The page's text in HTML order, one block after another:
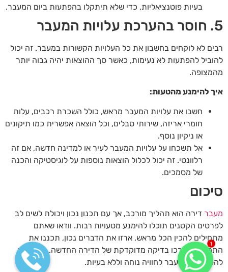
בעיות פוטנציאליות, כדי שלא תיתקלו בהפתעות ביום המעבר.
5. חוסר בהערכת עלויות המעבר
רבים לא לוקחים בחשבון את כל העלויות הקשורות במעבר. זה יכול
להוביל להפתעות לא נעימות, כאשר סך ההוצאות יהיה גבוה יותר
מהמצופה.
איך להימנע מהטעות:
חשבו את עלויות המעבר מראש, כולל השכרת רכבים, עלות
חומרי אריזה, שירותי סבלים, וכל הוצאה אפשרית כמו תיקונים
או ניקיון נוסף.
אל תשכחו על עלויות המעבר לעיר או למדינה חדשה, אם זה
רלוונטי. זה יכול לכלול הוצאות נוספות על לוגיסטיקה והכנה
של מסמכים.
סיכום
מעבר דירה הוא תהליך מורכב, אך עם תכנון נכון ויכולת לשים לב
לפרטים הקטנים תוכלו להימנע מטעויות רבות. וודאו שאתם
מתחילים להכין הכל מראש, ארזו את הדברים נכון, תכננו את
התחבורה וערכו בדיקה מדוקדקת של הדירה החדשה. כך תוכלו
להפוך את המעבר לחוויה נוחה וללא בעיות.
1